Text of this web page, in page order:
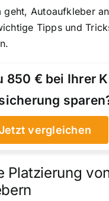
geht, Autoaufkleber
Tipps und
850 € bei Ihrer
vergleichen
Platzierung